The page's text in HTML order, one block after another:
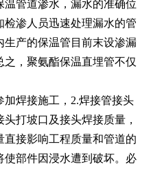
管道渗水，漏水的准确位
渗人员迅速处理漏水的管
产的保温管目前末设渗漏
，聚氨酯保温直埋管不仅
焊接施工，2.焊接管接头
打坡口及接头焊接质量，
直接影响工程质量和管道的
部件因浸水遭到破坏。必